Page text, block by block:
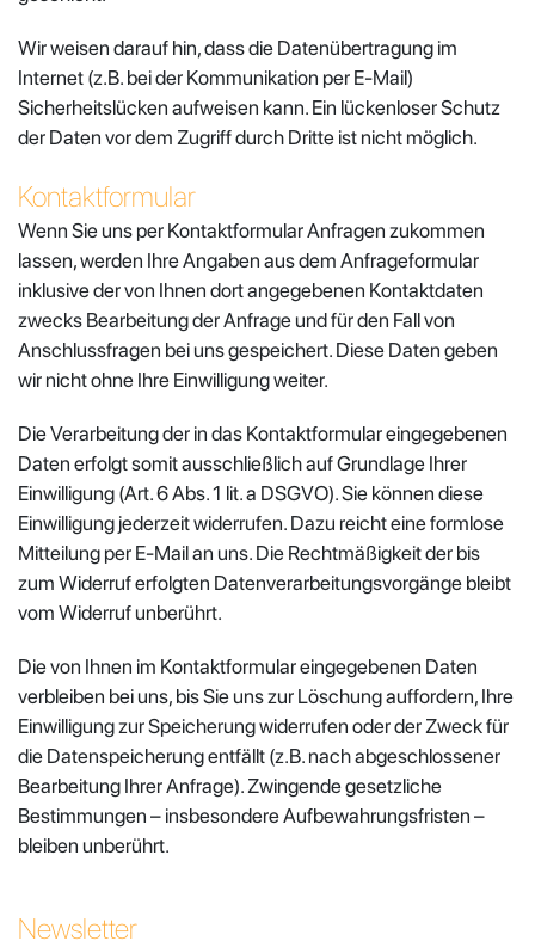
Wir weisen darauf hin, dass die Datenübertragung im
Internet (z.B. bei der Kommunikation per E-Mail)
Sicherheitslücken aufweisen kann. Ein lückenloser Schutz
der Daten vor dem Zugriff durch Dritte ist nicht möglich.
Kontaktformular
Wenn Sie uns per Kontaktformular Anfragen zukommen
lassen, werden Ihre Angaben aus dem Anfrageformular
inklusive der von Ihnen dort angegebenen Kontaktdaten
zwecks Bearbeitung der Anfrage und für den Fall von
Anschlussfragen bei uns gespeichert. Diese Daten geben
wir nicht ohne Ihre Einwilligung weiter.
Die Verarbeitung der in das Kontaktformular eingegebenen
Daten erfolgt somit ausschließlich auf Grundlage Ihrer
Einwilligung (Art. 6 Abs. 1 lit. a DSGVO). Sie können diese
Einwilligung jederzeit widerrufen. Dazu reicht eine formlose
Mitteilung per E-Mail an uns. Die Rechtmäßigkeit der bis
zum Widerruf erfolgten Datenverarbeitungsvorgänge bleibt
vom Widerruf unberührt.
Die von Ihnen im Kontaktformular eingegebenen Daten
verbleiben bei uns, bis Sie uns zur Löschung auffordern, Ihre
Einwilligung zur Speicherung widerrufen oder der Zweck für
die Datenspeicherung entfällt (z.B. nach abgeschlossener
Bearbeitung Ihrer Anfrage). Zwingende gesetzliche
Bestimmungen – insbesondere Aufbewahrungsfristen –
bleiben unberührt.
Newsletter